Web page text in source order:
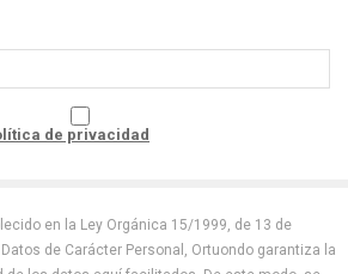
de privacidad
en la Ley Orgánica 15/1999, de 13 de
de Carácter Personal, Ortuondo garantiza la